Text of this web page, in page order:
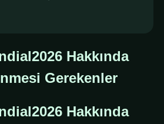
Hakkında
Gerekenler
Hakkında